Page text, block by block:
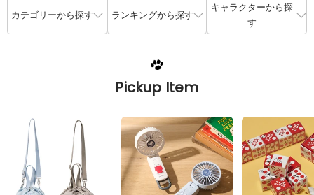
カテゴリーから探す ランキングから探す
キャラクターから探
す
Pickup Item